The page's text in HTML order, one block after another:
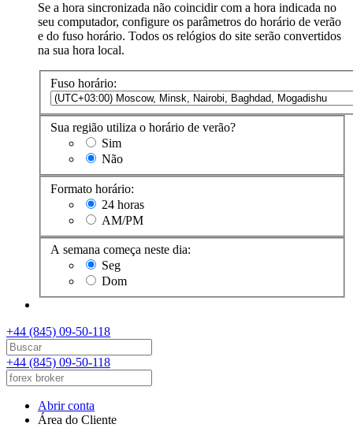
Se a hora sincronizada não coincidir com a hora indicada no
seu computador, configure os parâmetros do horário de verão
e do fuso horário. Todos os relógios do site serão convertidos
na sua hora local.
Fuso horário:
Sua região utiliza o horário de verão?
Sim
Não
Formato horário:
24 horas
AM/PM
A semana começa neste dia:
Seg
Dom
+44 (845) 09-50-118
+44 (845) 09-50-118
Abrir conta
Área do Cliente